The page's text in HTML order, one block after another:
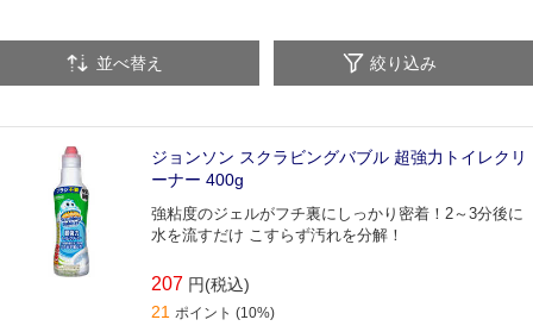
並べ替え 絞り込み
ジョンソン スクラビングバブル 超強力トイレクリ
ーナー 400g
強粘度のジェルがフチ裏にしっかり密着！2～3分後に
水を流すだけ こすらず汚れを分解！
207 円(税込)
21 ポイント (10%)